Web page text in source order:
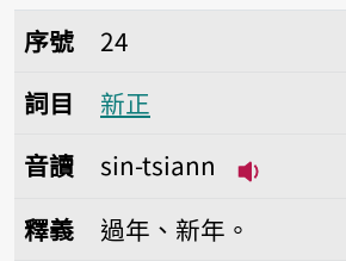
序號24新正
序號
24
詞目
新正
音讀
sin-tsiann
釋義
過年、新年。